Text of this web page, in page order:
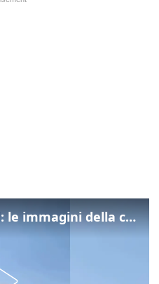
Incendio a Gardaland: le immagini della colonna di fumo